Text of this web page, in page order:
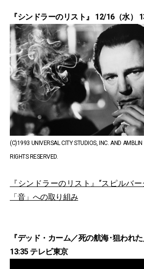
『シンドラーのリスト』 12/16（水）
(C)1993 UNIVERSAL CITY STUDIOS, INC. AND AMBLIN
RIGHTS RESERVED.
『シンドラーのリスト』“スピルバ
「音」への取り組み
『デッド・カーム／死の航海･狙われ
13:35 テレビ東京